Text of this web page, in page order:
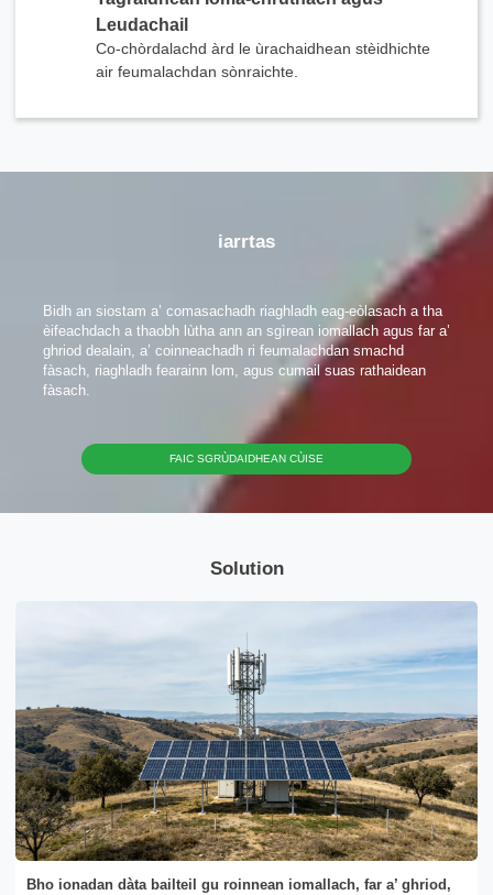
Leudachail
Co-chòrdalachd àrd le ùrachaidhean stèidhichte
air feumalachdan sònraichte.
iarrtas
Bidh an siostam a’ comasachadh riaghladh eag-eòlasach a tha
èifeachdach a thaobh lùtha ann an sgìrean iomallach agus far a’
ghriod dealain, a’ coinneachadh ri feumalachdan smachd
fàsach, riaghladh fearainn lom, agus cumail suas rathaidean
fàsach.
FAIC SGRÙDAIDHEAN CÙISE
Solution
Bho ionadan dàta bailteil gu roinnean iomallach, far a’ ghriod,
Send Teachdaireachd